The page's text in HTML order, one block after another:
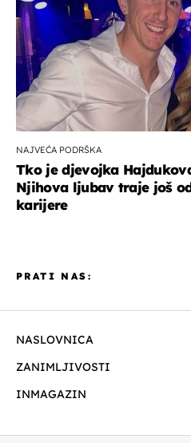
NAJVEĆA PODRŠKA
Tko je djevojka
Njihova ljubav traje još
karijere
NASLOVNICA
ZANIMLJIVOSTI
INMAGAZIN
PRATI NAS: